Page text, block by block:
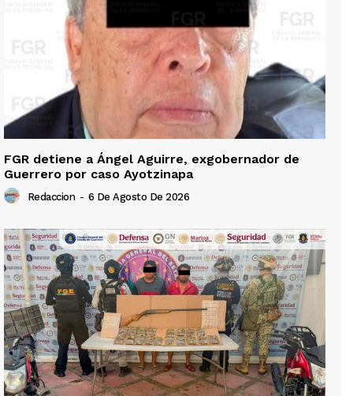
FGR detiene a Ángel Aguirre, exgobernador de
Guerrero por caso Ayotzinapa
Redaccion - 6 De Agosto De 2026